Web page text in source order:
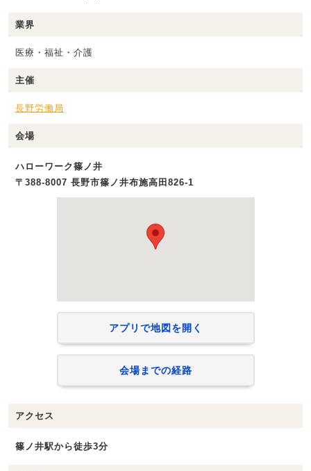
業界
医療・福祉・介護
主催
長野労働局
会場
ハローワーク篠ノ井
〒388-8007 長野市篠ノ井布施高田826-1
アプリで地図を開く
会場までの経路
アクセス
篠ノ井駅から徒歩3分